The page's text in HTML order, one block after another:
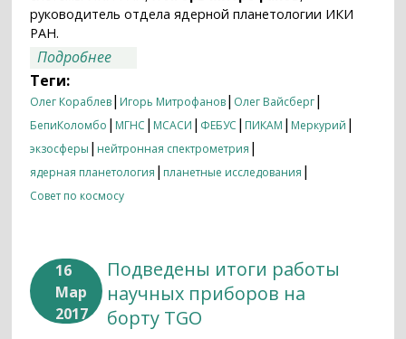
руководитель отдела ядерной планетологии ИКИ
РАН.
Подробнее
Меркурию практически завершена
Теги:
Олег Кораблев| Игорь Митрофанов| Олег Вайсберг|
БепиКоломбо | МГНС | МСАСИ | ФЕБУС | ПИКАМ | Меркурий |
экзосферы | нейтронная спектрометрия |
ядерная планетология | планетные исследования |
Совет по космосу
16
Мар
2017
Подведены итоги работы
научных приборов на
борту TGO